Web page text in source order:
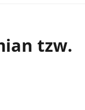
tzw.